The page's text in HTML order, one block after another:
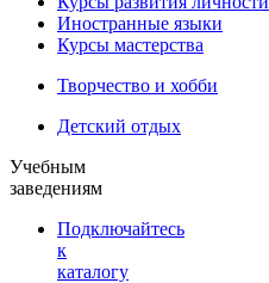
Иностранные языки
Курсы мастерства
Творчество и хобби
Детский отдых
Учебным
заведениям
Подключайтесь
к
каталогу